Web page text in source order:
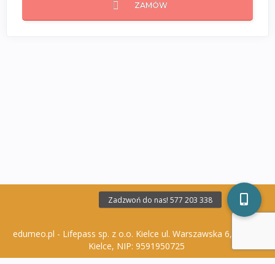
ZAMÓW
edumeo.pl - Lifepass sp. z o.o. Kielce ul. Warszawska 6, 25-306
Kielce, NIP: 9591950725